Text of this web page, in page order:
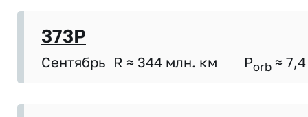
373P
Сентябрь R ≈ 344 млн. км Porb ≈ 7,4